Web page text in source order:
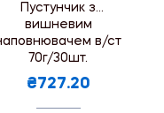
Пустунчик з
вишневим
в/ст
70г/30шт.
₴727.20